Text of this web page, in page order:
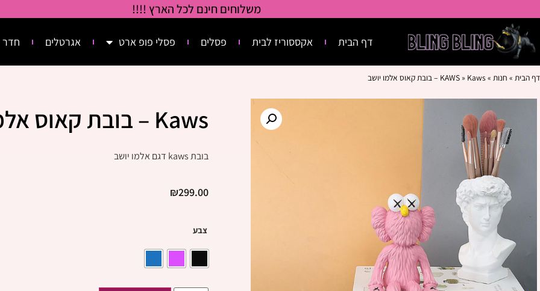
משלוחים חינם לכל הארץ !!!!
דף הבית אקססוריז לבית פסלים פסלי פופ ארט אגרטלים חדר
דף הבית » חנות »
KAWS » Kaws – בובת קאוס אלמו יושב
Kaws – בובת קאוס אלמו יושב
בובת kaws דגם אלמו יושב
₪299.00
צבע